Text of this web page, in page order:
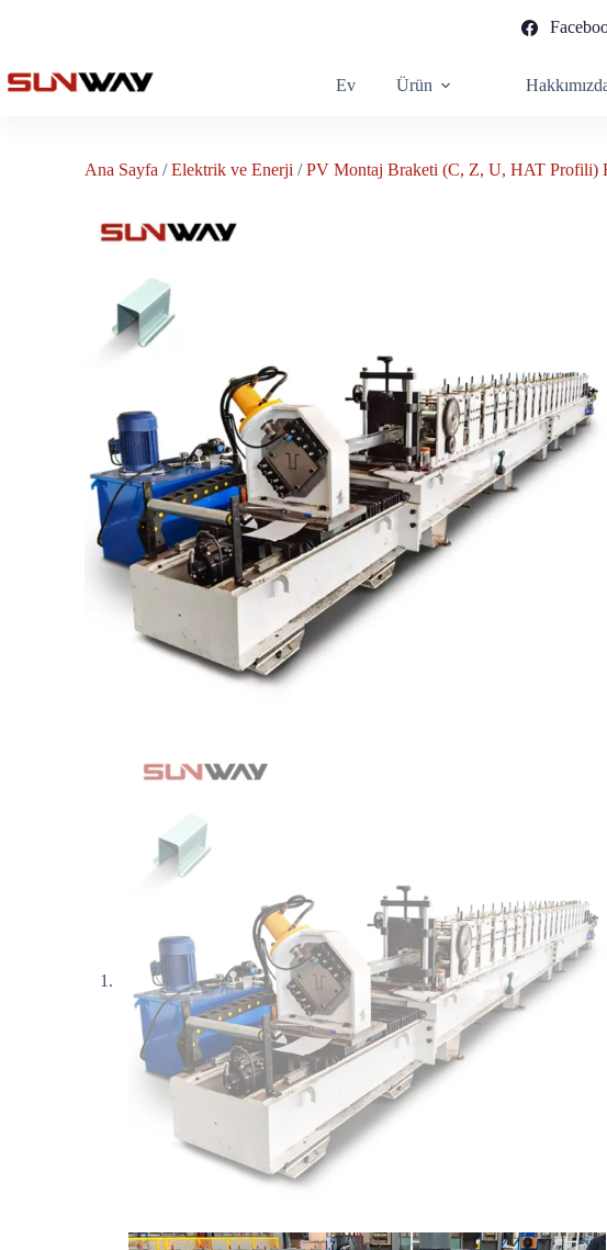
Ev Ürün
Ana Sayfa /Elektrik ve Enerji /PV Montaj Braketi (C, Z, U, HAT Profili)